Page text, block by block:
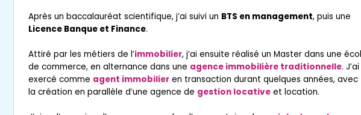
Après un baccalauréat scientifique, j’ai suivi un BTS en management, puis une
Licence Banque et Finance.
Attiré par les métiers de l’immobilier, j’ai ensuite réalisé un Master dans une
de commerce, en alternance dans une agence immobilière traditionnelle. J’ai
exercé comme agent immobilieren transaction durant quelques années, avec
la création en parallèle d’une agence de gestion locativeet location.